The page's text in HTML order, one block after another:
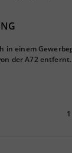
in einem
der A72 entfernt.